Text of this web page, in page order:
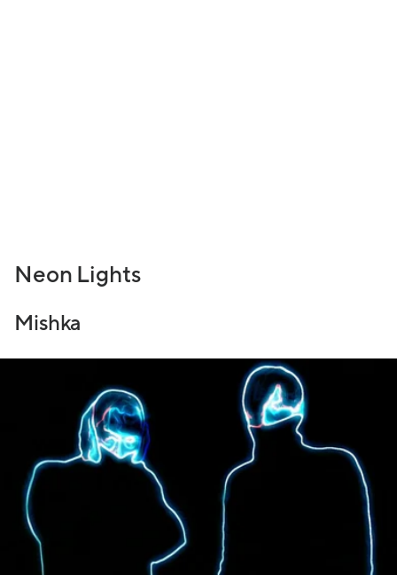
Neon Lights
Mishka